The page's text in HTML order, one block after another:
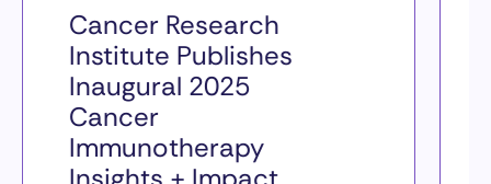
Cancer Research
Institute Publishes
Inaugural 2025
Cancer
Immunotherapy